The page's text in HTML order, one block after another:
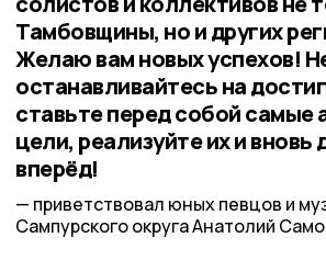
Тамбовщины, но и других
Желаю вам новых успехов!
останавливайтесь на
ставьте перед собой самые
цели, реализуйте их и вновь
вперёд!
приветствовал юных певцов и
Сампурского округа Анатолий